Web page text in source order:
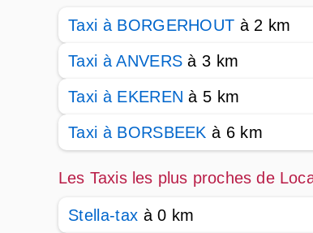
Taxi à BORGERHOUT à 2 km
Taxi à ANVERS à 3 km
Taxi à EKEREN à 5 km
Taxi à BORSBEEK à 6 km
Les Taxis les plus proches de
Stella-tax à 0 km